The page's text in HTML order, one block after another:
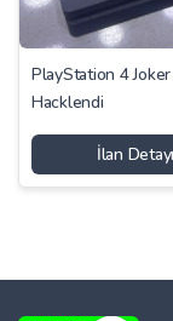
PlayStation 4 Joker
Hacklendi
İlan Detayı